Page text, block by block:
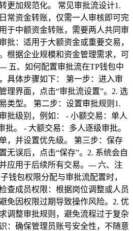
更加规范化。 常见审批流设计1.
常资金转账，仅需一人审核即可完
于中额资金转账，需要两人共同审
批：适用于大额资金或重要交易，
根据企业规模和资金管理需求，可
五、如何配置审批流在TP钱包中
具体步骤如下： 第一步：进入审
理界面，点击“审批流设置”。2. 选
类型。 第二步：设置审批规则1.
批级别，例如： - 小额交易：单人
批。 - 大额交易：多人逐级审批。
，并设置优先级。 第三步：保存
无误后，点击“保存”。2. 系统会自
应用于后续所有交易。--- 六、注
钱包权限分配与审批流配置时，
查成员权限：根据岗位调整或人员
免因权限过期导致操作风险。2. 优
调整审批规则，避免流程过于复杂
：确保管理员账号安全性，不随意